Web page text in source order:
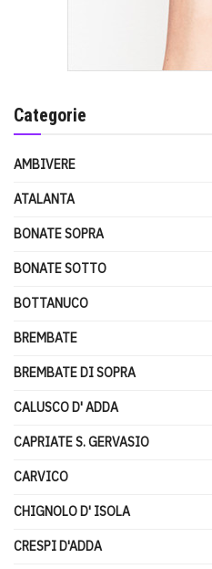
Categorie
AMBIVERE
ATALANTA
BONATE SOPRA
BONATE SOTTO
BOTTANUCO
BREMBATE
BREMBATE DI SOPRA
CALUSCO D' ADDA
CAPRIATE S. GERVASIO
CARVICO
CHIGNOLO D' ISOLA
CRESPI D'ADDA